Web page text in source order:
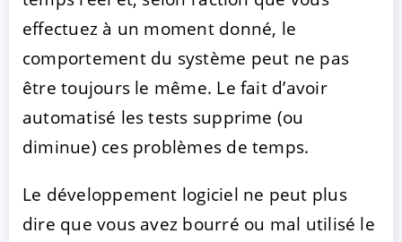
effectuez à un moment donné, le
comportement du système peut ne pas
être toujours le même. Le fait d’avoir
automatisé les tests supprime (ou
diminue) ces problèmes de temps.
Le développement logiciel ne peut plus
dire que vous avez bourré ou mal utilisé le